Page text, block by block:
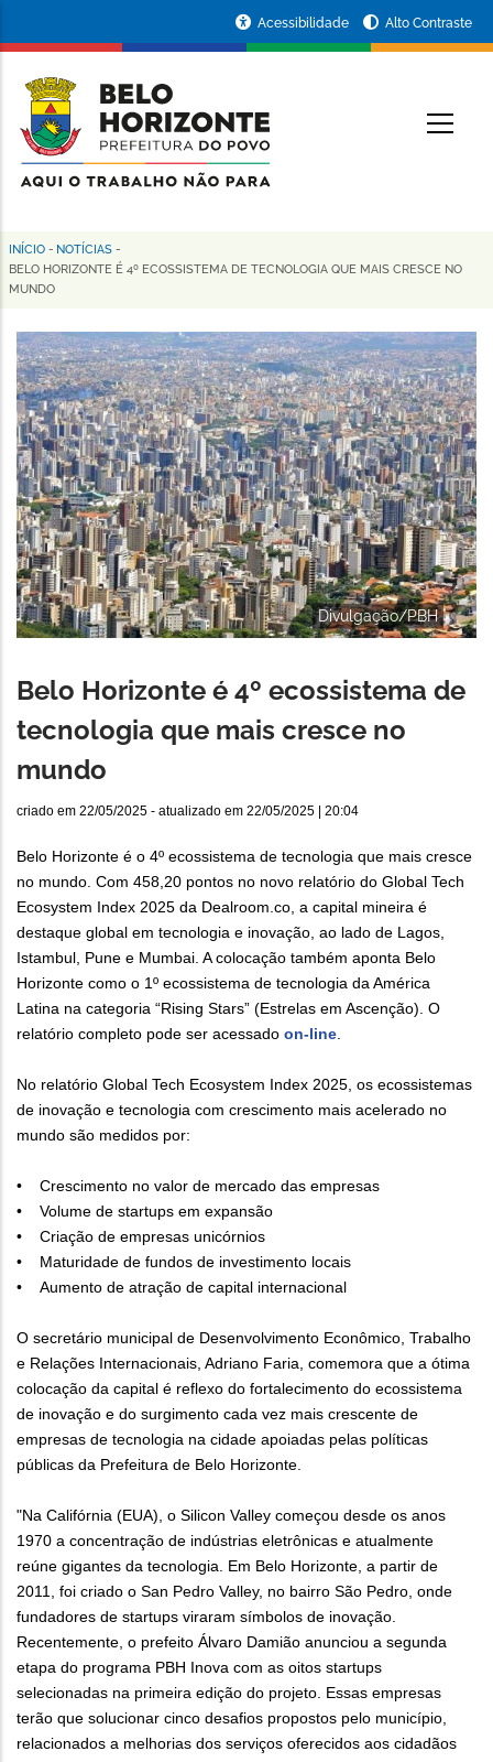
conteúdo
principal
da
Prefeitura
de
Horizonte
Acessibilidade Alto Contraste
Trilha
de
navegação
INÍCIO - NOTÍCIAS -
BELO HORIZONTE É 4º ECOSSISTEMA DE TECNOLOGIA QUE MAIS CRESCE NO
MUNDO
Divulgação/PBH
Belo Horizonte é 4º ecossistema de
tecnologia que mais cresce no
mundo
criado em 22/05/2025 - atualizado em 22/05/2025 | 20:04
Belo Horizonte é o 4º ecossistema de tecnologia que mais cresce
no mundo. Com 458,20 pontos no novo relatório do Global Tech
Ecosystem Index 2025 da Dealroom.co, a capital mineira é
destaque global em tecnologia e inovação, ao lado de Lagos,
Istambul, Pune e Mumbai. A colocação também aponta Belo
Horizonte como o 1º ecossistema de tecnologia da América
Latina na categoria “Rising Stars” (Estrelas em Ascenção). O
relatório completo pode ser acessado on-line.
No relatório Global Tech Ecosystem Index 2025, os ecossistemas
de inovação e tecnologia com crescimento mais acelerado no
mundo são medidos por:
• Crescimento no valor de mercado das empresas
• Volume de startups em expansão
• Criação de empresas unicórnios
• Maturidade de fundos de investimento locais
• Aumento de atração de capital internacional
O secretário municipal de Desenvolvimento Econômico, Trabalho
e Relações Internacionais, Adriano Faria, comemora que a ótima
colocação da capital é reflexo do fortalecimento do ecossistema
de inovação e do surgimento cada vez mais crescente de
empresas de tecnologia na cidade apoiadas pelas políticas
públicas da Prefeitura de Belo Horizonte.
"Na Califórnia (EUA), o Silicon Valley começou desde os anos
1970 a concentração de indústrias eletrônicas e atualmente
reúne gigantes da tecnologia. Em Belo Horizonte, a partir de
2011, foi criado o San Pedro Valley, no bairro São Pedro, onde
fundadores de startups viraram símbolos de inovação.
Recentemente, o prefeito Álvaro Damião anunciou a segunda
etapa do programa PBH Inova com as oitos startups
selecionadas na primeira edição do projeto. Essas empresas
terão que solucionar cinco desafios propostos pelo município,
relacionados a melhorias dos serviços oferecidos aos cidadãos